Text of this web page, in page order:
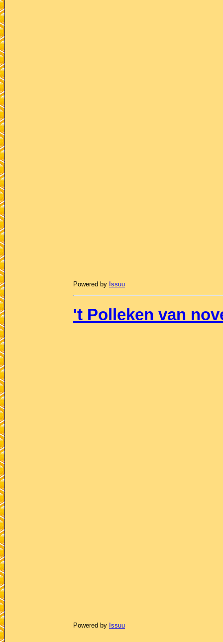
Powered by Issuu
't Polleken van
Powered by Issuu